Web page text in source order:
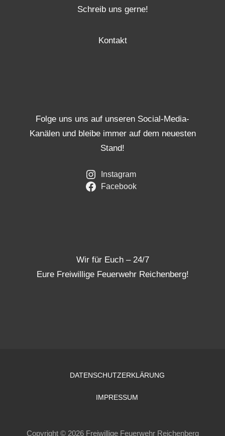
Schreib uns gerne!
Kontakt
Folge uns uns auf unseren Social-Media-
Kanälen und bleibe immer auf dem neuesten
Stand!
Instagram
Facebook
Wir für Euch – 24/7
Eure Freiwillige Feuerwehr Reichenberg!
DATENSCHUTZERKLÄRUNG
IMPRESSUM
Copyright © 2026 Freiwillige Feuerwehr Reichenberg